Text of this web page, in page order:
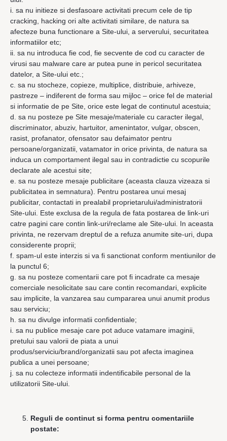
i. sa nu initieze si desfasoare activitati precum cele de tip
cracking, hacking ori alte activitati similare, de natura sa
afecteze buna functionare a Site-ului, a serverului, securitatea
informatiilor etc;
ii. sa nu introduca fie cod, fie secvente de cod cu caracter de
virusi sau malware care ar putea pune in pericol securitatea
datelor, a Site-ului etc.;
c. sa nu stocheze, copieze, multiplice, distribuie, arhiveze,
pastreze – indiferent de forma sau mijloc – orice fel de material
si informatie de pe Site, orice este legat de continutul acestuia;
d. sa nu posteze pe Site mesaje/materiale cu caracter ilegal,
discriminator, abuziv, hartuitor, amenintator, vulgar, obscen,
rasist, profanator, ofensator sau defaimator pentru
persoane/organizatii, vatamator in orice privinta, de natura sa
induca un comportament ilegal sau in contradictie cu scopurile
declarate ale acestui site;
e. sa nu posteze mesaje publicitare (aceasta clauza vizeaza si
publicitatea in semnatura). Pentru postarea unui mesaj
publicitar, contactati in prealabil proprietarului/administratorii
Site-ului. Este exclusa de la regula de fata postarea de link-uri
catre pagini care contin link-uri/reclame ale Site-ului. In aceasta
privinta, ne rezervam dreptul de a refuza anumite site-uri, dupa
considerente proprii;
f. spam-ul este interzis si va fi sanctionat conform mentiunilor de
la punctul 6;
g. sa nu posteze comentarii care pot fi incadrate ca mesaje
comerciale nesolicitate sau care contin recomandari, explicite
sau implicite, la vanzarea sau cumpararea unui anumit produs
sau serviciu;
h. sa nu divulge informatii confidentiale;
i. sa nu publice mesaje care pot aduce vatamare imaginii,
pretului sau valorii de piata a unui
produs/serviciu/brand/organizatii sau pot afecta imaginea
publica a unei persoane;
j. sa nu colecteze informatii indentificabile personal de la
utilizatorii Site-ului.
Reguli de continut si forma pentru comentariile
postate: